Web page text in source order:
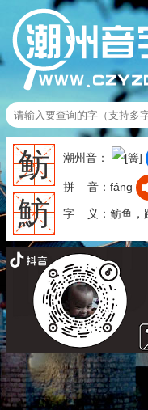
鲂
魴
潮州音：
拼 音：fáng
字 义：鲂鱼，